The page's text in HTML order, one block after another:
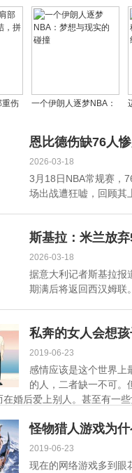
拜仁
确保比赛规则公正执
行，非质疑他队表现
重伤
一个伊朗人逐梦NBA：
恩比德伤缺76人
2026-03-18
3月18日NBA常规赛，
场出战遭狂嘘，回顾其
斯基拉：米兰放
2026-03-18
据意大利记者斯基拉报
期满后将返回西汉姆联
私奔的女人会想
2019-06-23
感情应该是这个世界上
的人，二者缺一不可。
婚后爱上别人。甚至有一
怪物猎人游戏为
2019-06-23
现在的网络游戏多到眼